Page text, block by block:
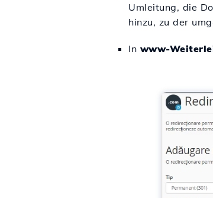
Umleitung, die
hinzu, zu der
In www-